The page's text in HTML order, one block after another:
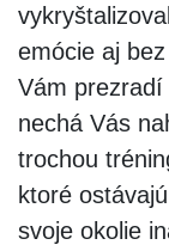
emócie aj
Vám
nechá Vás
trochou
ktoré
svoje okolie